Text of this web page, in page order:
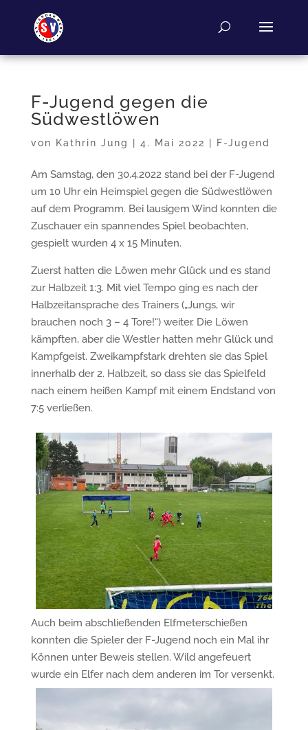
F-Jugend gegen die
Südwestlöwen
von Kathrin Jung 4. Mai 2022 F-Jugend
Am Samstag, den 30.4.2022 stand bei der F-Jugend
um 10 Uhr ein Heimspiel gegen die Südwestlöwen
auf dem Programm. Bei lausigem Wind konnten die
Zuschauer ein spannendes Spiel beobachten,
gespielt wurden 4 x 15 Minuten.
Zuerst hatten die Löwen mehr Glück und es stand
zur Halbzeit 1:3. Mit viel Tempo ging es nach der
Halbzeitansprache des Trainers („Jungs, wir
brauchen noch 3 – 4 Tore!“) weiter. Die Löwen
kämpften, aber die Westler hatten mehr Glück und
Kampfgeist. Zweikampfstark drehten sie das Spiel
innerhalb der 2. Halbzeit, so dass sie das Spielfeld
nach einem heißen Kampf mit einem Endstand von
7:5 verließen.
Auch beim abschließenden Elfmeterschießen
konnten die Spieler der F-Jugend noch ein Mal ihr
Können unter Beweis stellen. Wild angefeuert
wurde ein Elfer nach dem anderen im Tor versenkt.